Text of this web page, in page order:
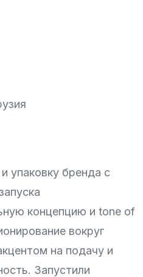
упаковку бренда с
концепцию и tone of
вокруг
на подачу и
Запустили